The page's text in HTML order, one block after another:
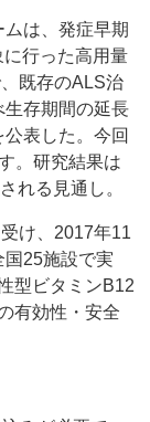
は、発症早期
行った高用量
既存のALS治
存期間の延長
表した。今回
。研究結果は
れる見通し。
け、2017年11
国25施設で実
型ビタミンB12
有効性・安全